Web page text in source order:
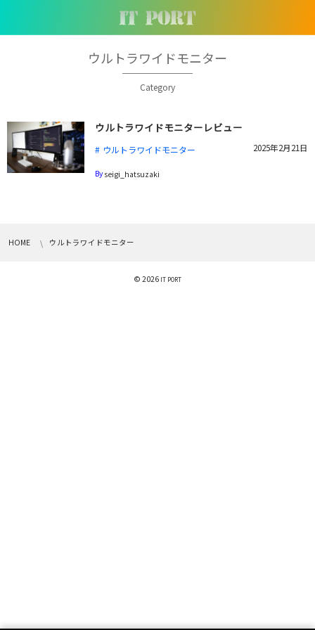
ウルトラワイドモニター
Category
ウルトラワイドモニターレビュー
ウルトラワイドモニター 2025年2月21日
Byseigi_hatsuzaki
HOME ウルトラワイドモニター
© 2026 IT PORT